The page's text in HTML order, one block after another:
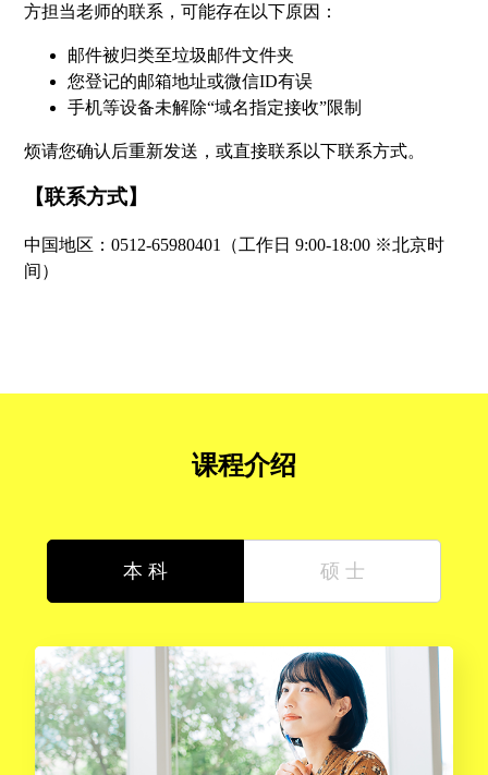
方担当老师的联系，可能存在以下原因：
邮件被归类至垃圾邮件文件夹
您登记的邮箱地址或微信ID有误
手机等设备未解除“域名指定接收”限制
烦请您确认后重新发送，或直接联系以下联系方式。
【联系方式】
中国地区：0512-65980401（工作日 9:00-18:00 ※北京时
间）
课程介绍
本 科 硕 士